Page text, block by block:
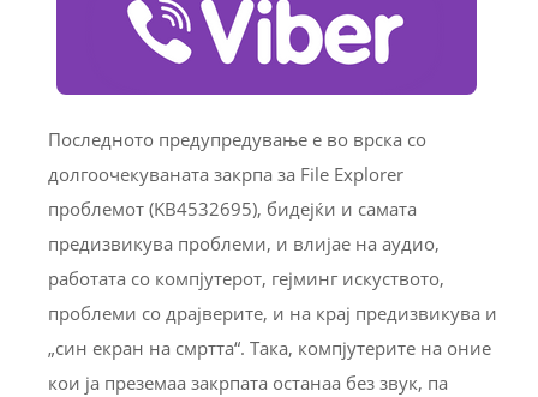
Последното предупредување е во врска со
долгоочекуваната закрпа за File Explorer
проблемот (KB4532695), бидејќи и самата
предизвикува проблеми, и влијае на аудио,
работата со компјутерот, гејминг искуството,
проблеми со драјверите, и на крај предизвикува и
„син екран на смртта“. Така, компјутерите на оние
кои ја преземаа закрпата останаа без звук, па